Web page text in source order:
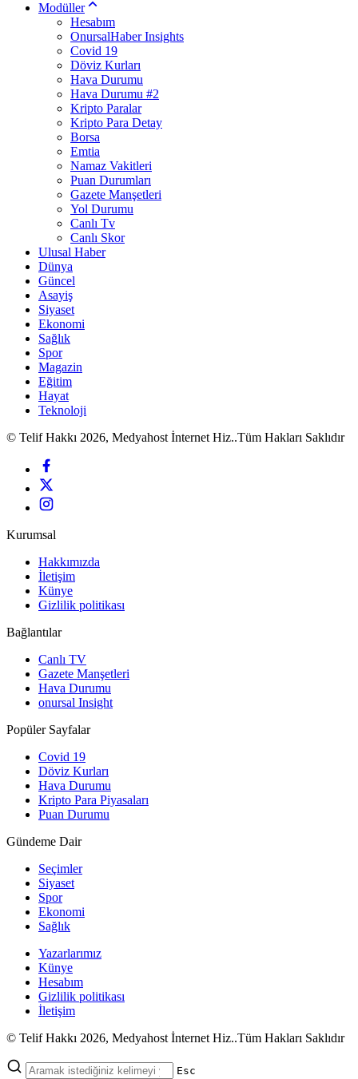
Modüller
Hesabım
OnursalHaber Insights
Covid 19
Döviz Kurları
Hava Durumu
Hava Durumu #2
Kripto Paralar
Kripto Para Detay
Borsa
Emtia
Namaz Vakitleri
Puan Durumları
Gazete Manşetleri
Yol Durumu
Canlı Tv
Canlı Skor
Ulusal Haber
Dünya
Güncel
Asayiş
Siyaset
Ekonomi
Sağlık
Spor
Magazin
Eğitim
Hayat
Teknoloji
© Telif Hakkı 2026, Medyahost İnternet Hiz..Tüm Hakları Saklıdır
Kurumsal
Hakkımızda
İletişim
Künye
Gizlilik politikası
Bağlantılar
Canlı TV
Gazete Manşetleri
Hava Durumu
onursal Insight
Popüler Sayfalar
Covid 19
Döviz Kurları
Hava Durumu
Kripto Para Piyasaları
Puan Durumu
Gündeme Dair
Seçimler
Siyaset
Spor
Ekonomi
Sağlık
Yazarlarımız
Künye
Hesabım
Gizlilik politikası
İletişim
© Telif Hakkı 2026, Medyahost İnternet Hiz..Tüm Hakları Saklıdır
casino
canlı
ev
Esc